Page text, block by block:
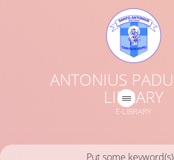
ANTONIUS
LIBRARY
E-LIBRARY